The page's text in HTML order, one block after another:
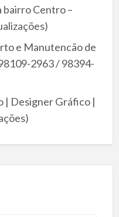
bairro Centro –
e Manutencão de
2963 / 98394-
| Designer Gráfico |